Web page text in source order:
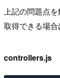
上記の問題点
取得できる場合
controllers.js